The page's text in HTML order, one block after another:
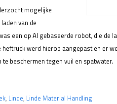
mogelijke
van de
een op AI gebaseerde robot, die de
heftruck werd hierop aangepast en er
beschermen tegen vuil en spatwater.
, Linde, Linde Material Handling